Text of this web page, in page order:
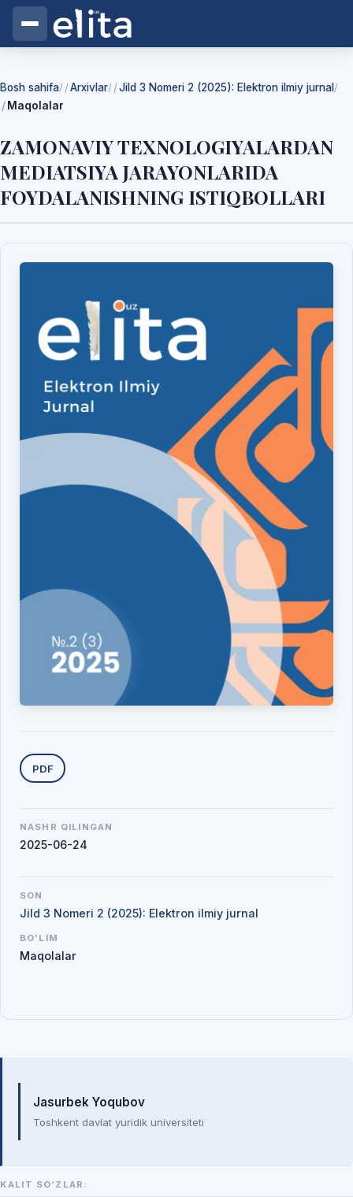
Bosh sahifa/ Arxivlar/ Jild 3 Nomeri 2 (2025): Elektron ilmiy jurnal /
Maqolalar
ZAMONAVIY TEXNOLOGIYALARDAN
MEDIATSIYA JARAYONLARIDA
FOYDALANISHNING ISTIQBOLLARI
Mualliflar
Jasurbek Yoqubov
Toshkent davlat yuridik universiteti
KALIT SO‘ZLAR:
Yuklab olishlar
PDF
NASHR QILINGAN
2025-06-24
SON
Jild 3 Nomeri 2 (2025): Elektron ilmiy jurnal
BO'LIM
Maqolalar